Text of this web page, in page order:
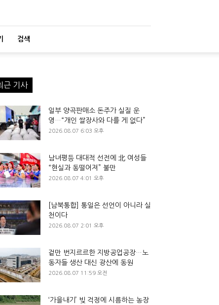
검색
근 기사
일부 양곡판매소 돈주가 실질 운
영…“개인 쌀장사와 다를 게 없다”
2026.08.07 6:03 오후
남녀평등 대대적 선전에 北 여성들
“현실과 동떨어져” 불만
2026.08.07 4:01 오후
[남북통합] 통일은 선언이 아니라 실
천이다
2026.08.07 2:01 오후
겉만 번지르르한 지방공업공장…노
동자들 생산 대신 광산에 동원
2026.08.07 11:59 오전
‘가을내기’ 빚 걱정에 시름하는 농장